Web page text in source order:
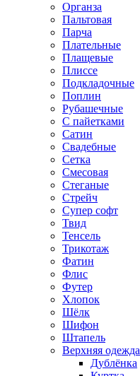
Органза
Пальтовая
Парча
Плательные
Плащевые
Плиссе
Подкладочные
Поплин
Рубашечные
С пайетками
Сатин
Свадебные
Сетка
Смесовая
Стеганые
Стрейч
Супер софт
Твид
Тенсель
Трикотаж
Фатин
Флис
Футер
Хлопок
Шёлк
Шифон
Штапель
Верхняя одежда
Дублёнка